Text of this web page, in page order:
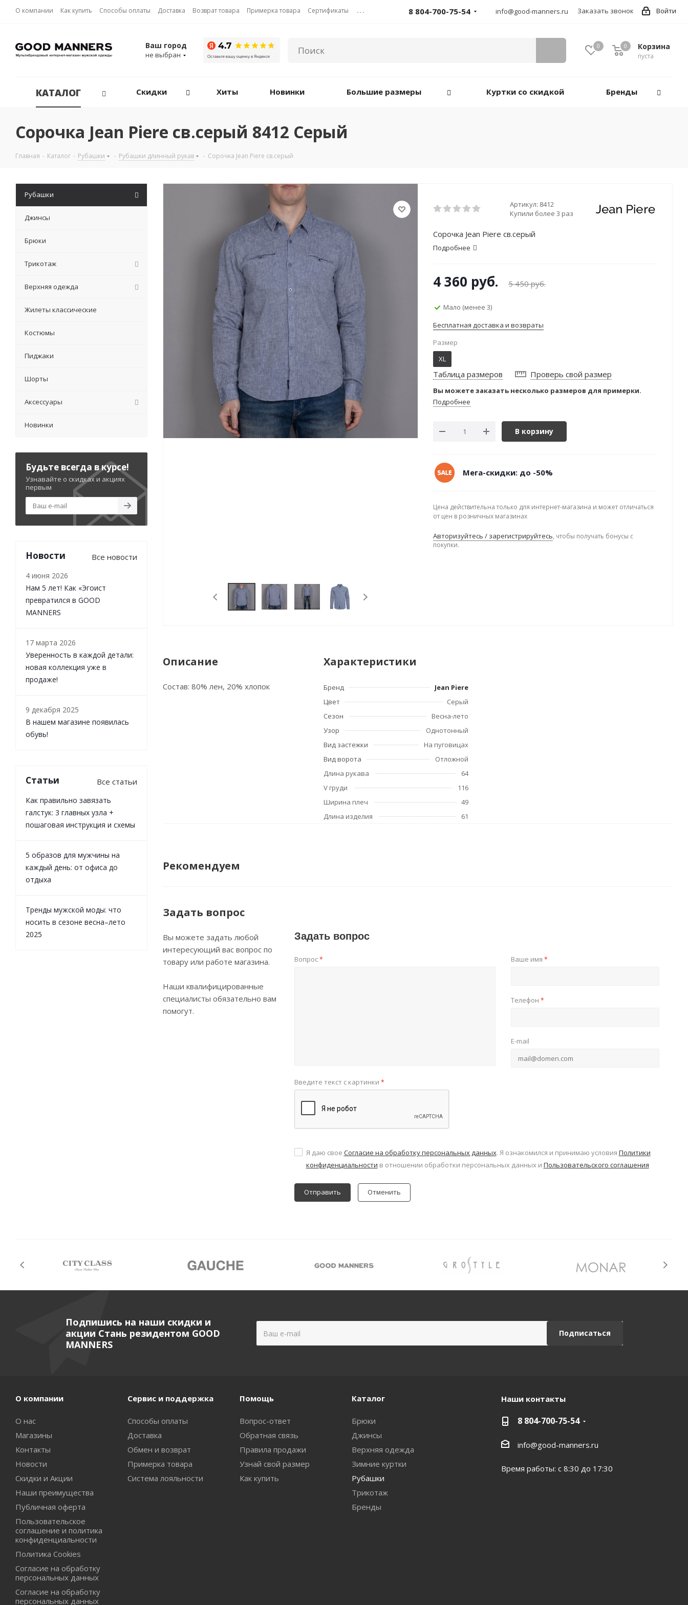
О компании Как купить Способы оплаты Доставка Возврат товара Примерка товара Сертификаты ... Войти
8 804-700-75-54 info@good-manners.ru Заказать звонок
Ваш город
не выбран
0 Корзина
пуста
0
КАТАЛОГ Скидки Хиты Новинки Большие размеры Куртки со скидкой Бренды
Сорочка Jean Piere св.серый 8412 Серый
Главная - Каталог - Рубашки - Рубашки длинный рукав - Сорочка Jean Piere св.серый
Артикул: 8412
Купили более 3 раз
Сорочка Jean Piere св.серый
Подробнее
5 450руб.
4 360 руб.
Мало (менее 3)
Бесплатная доставка и возвраты
Размер
XL
Таблица размеров Проверь свой размер
Вы можете заказать несколько размеров для примерки.
Подробнее
В корзину
Мега-скидки: до -50%
Цена действительна только для интернет-магазина и может отличаться
от цен в розничных магазинах
Авторизуйтесь / зарегистрируйтесь, чтобы получать бонусы с
покупки.
Описание
Состав: 80% лен, 20% хлопок
Характеристики
Бренд
Jean Piere
Цвет
Серый
Сезон
Весна-лето
Узор
Однотонный
Вид застежки
На пуговицах
Вид ворота
Отложной
Длина рукава
64
V груди
116
Ширина плеч
49
Длина изделия
61
Рекомендуем
Задать вопрос
Вы можете задать любой
интересующий вас вопрос по
товару или работе магазина.
Наши квалифицированные
специалисты обязательно вам
помогут.
Задать вопрос
Вопрос* Ваше имя *
Телефон *
E-mail
Введите текст с картинки *
Я даю свое Согласие на обработку персональных данных. Я ознакомился и принимаю условия Политики
конфиденциальности в отношении обработки персональных данных и Пользовательского соглашения
Отменить
Рубашки
Джинсы
Брюки
Трикотаж
Верхняя одежда
Жилеты классические
Костюмы
Пиджаки
Шорты
Аксессуары
Новинки
Будьте всегда в курсе!
Узнавайте о скидках и акциях
первым
Новости Все новости
4 июня 2026
Нам 5 лет! Как «Эгоист
превратился в GOOD
MANNERS
17 марта 2026
Уверенность в каждой детали:
новая коллекция уже в
продаже!
9 декабря 2025
В нашем магазине появилась
обувь!
Статьи Все статьи
Как правильно завязать
галстук: 3 главных узла +
пошаговая инструкция и схемы
5 образов для мужчины на
каждый день: от офиса до
отдыха
Тренды мужской моды: что
носить в сезоне весна–лето
2025
Подпишись на наши скидки и
акции Стань резидентом GOOD
MANNERS
О компании
О нас
Магазины
Контакты
Новости
Скидки и Акции
Наши преимущества
Публичная оферта
Пользовательское
соглашение и политика
конфиденциальности
Политика Cookies
Согласие на обработку
персональных данных
Согласие на обработку
персональных данных
Сервис и поддержка
Способы оплаты
Доставка
Обмен и возврат
Примерка товара
Система лояльности
Помощь
Вопрос-ответ
Обратная связь
Правила продажи
Узнай свой размер
Как купить
Каталог
Брюки
Джинсы
Верхняя одежда
Зимние куртки
Рубашки
Трикотаж
Бренды
Наши контакты
8 804-700-75-54
info@good-manners.ru
Время работы: с 8:30 до 17:30